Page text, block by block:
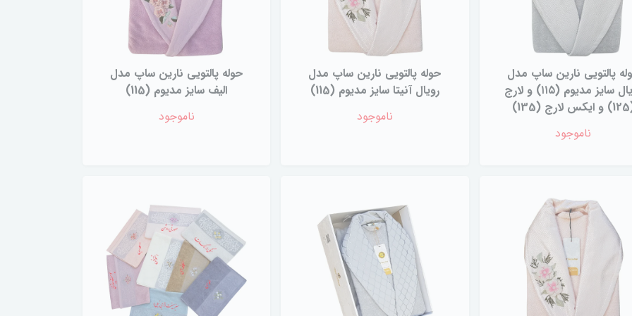
پالتویی نارین ساپ مدل
رویال سایز مدیوم (۱۱۵) و لارج
(135)
ناموجود
حوله پالتویی نارین ساپ مدل
رویال آنیتا سایز مدیوم (115)
ناموجود
حوله پالتویی نارین ساپ مدل
الیف سایز مدیوم (115)
ناموجود